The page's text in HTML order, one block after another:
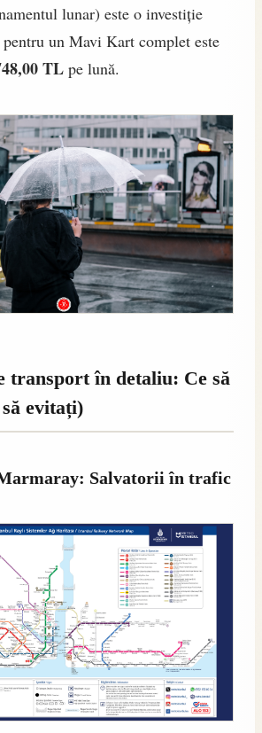
lunar) este o investiție
un Mavi Kart complet este
TL pe lună.
transport în detaliu: Ce să
evitați)
Salvatorii în trafic